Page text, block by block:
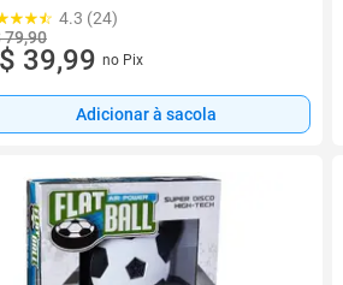
4.3 (24)
79,90
39,99 no Pix
Adicionar à sacola